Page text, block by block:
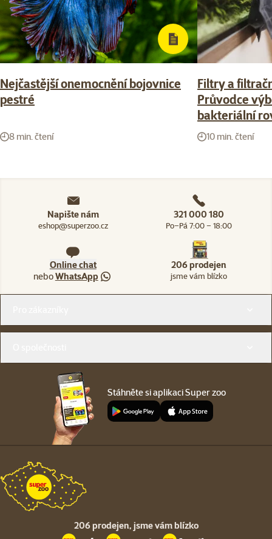
Nejčastější onemocnění bojovnice
pestré
8 min. čtení
Filtry a
Průvodce
bakteriální
10 min. čtení
Napište nám
eshop@superzoo.cz
321 000 180
Po–Pá 7:00 – 18:00
Online chat
neboWhatsApp
206 prodejen
jsme vám blízko
Stáhněte si aplikaci Super zoo
206 prodejen, jsme vám blízko